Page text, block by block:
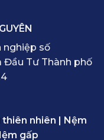
nghiệp số
Đầu Tư Thành phố
thiên nhiên | Nệm
gấp